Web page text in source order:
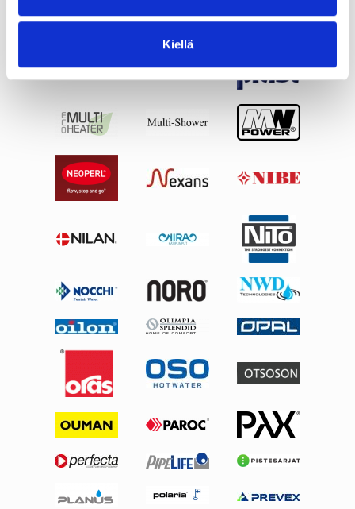
Kiellä